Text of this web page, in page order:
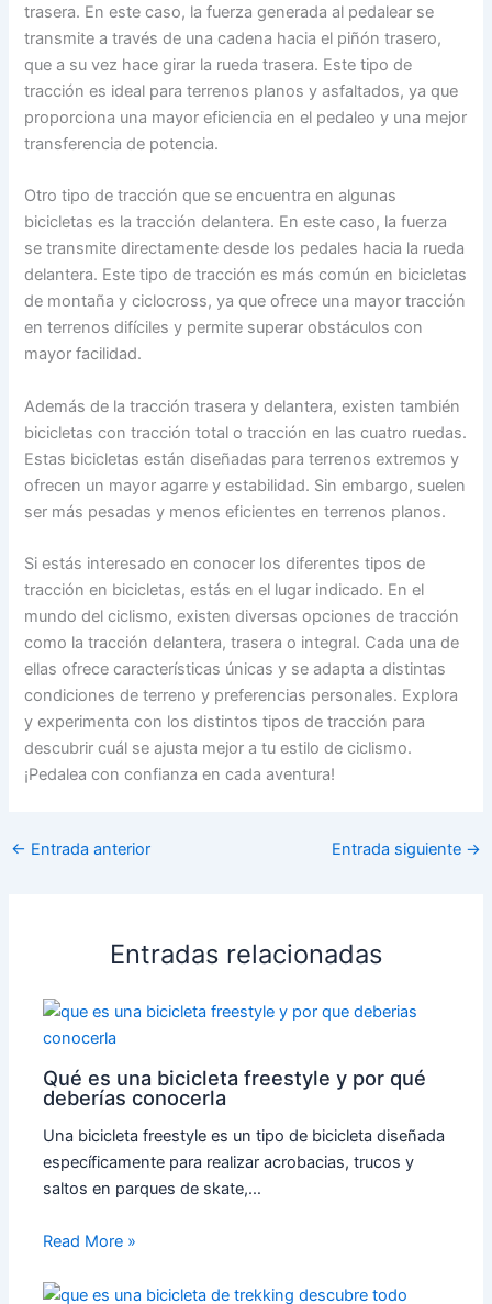
trasera. En este caso, la fuerza generada al pedalear se
transmite a través de una cadena hacia el piñón trasero,
que a su vez hace girar la rueda trasera. Este tipo de
tracción es ideal para terrenos planos y asfaltados, ya que
proporciona una mayor eficiencia en el pedaleo y una mejor
transferencia de potencia.
Otro tipo de tracción que se encuentra en algunas
bicicletas es la tracción delantera. En este caso, la fuerza
se transmite directamente desde los pedales hacia la rueda
delantera. Este tipo de tracción es más común en bicicletas
de montaña y ciclocross, ya que ofrece una mayor tracción
en terrenos difíciles y permite superar obstáculos con
mayor facilidad.
Además de la tracción trasera y delantera, existen también
bicicletas con tracción total o tracción en las cuatro ruedas.
Estas bicicletas están diseñadas para terrenos extremos y
ofrecen un mayor agarre y estabilidad. Sin embargo, suelen
ser más pesadas y menos eficientes en terrenos planos.
Si estás interesado en conocer los diferentes tipos de
tracción en bicicletas, estás en el lugar indicado. En el
mundo del ciclismo, existen diversas opciones de tracción
como la tracción delantera, trasera o integral. Cada una de
ellas ofrece características únicas y se adapta a distintas
condiciones de terreno y preferencias personales. Explora
y experimenta con los distintos tipos de tracción para
descubrir cuál se ajusta mejor a tu estilo de ciclismo.
¡Pedalea con confianza en cada aventura!
← Entrada anterior Entrada siguiente →
Entradas relacionadas
Qué es una bicicleta freestyle y por qué
deberías conocerla
Una bicicleta freestyle es un tipo de bicicleta diseñada
específicamente para realizar acrobacias, trucos y
saltos en parques de skate,…
Read More »